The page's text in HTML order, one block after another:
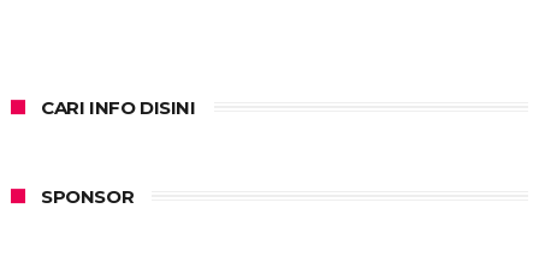
CARI INFO DISINI
SPONSOR